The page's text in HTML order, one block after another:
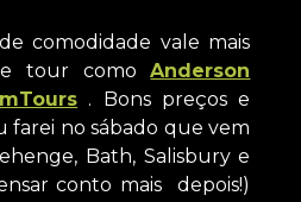
comodidade vale mais
tour comoAnderson
. Bons preços e
farei no sábado que vem
Bath, Salisbury e
conto mais depois!)